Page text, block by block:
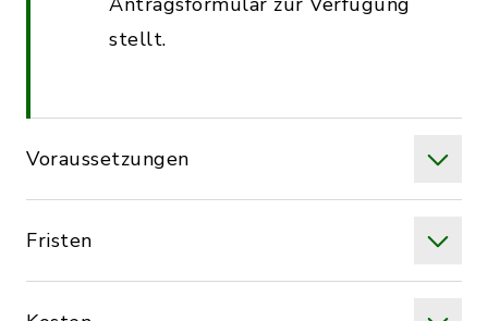
stellt.
Voraussetzungen
Fristen